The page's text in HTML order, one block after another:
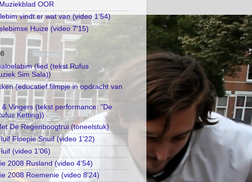
OOR
vindt er wat van (video 1'54)
Huize (video 7'15)
(lied (tekst Rufus
Sim Sala))
(educatief filmpje in opdracht van
& Vingers (tekst performance: "De
Ketting))
De Regenboogtrui (toneelstuk)
Floepie Snuif (video 1'22)
(video 1'06)
2008 Rusland (video 4'54)
2008 Roemenie (video 8'24)